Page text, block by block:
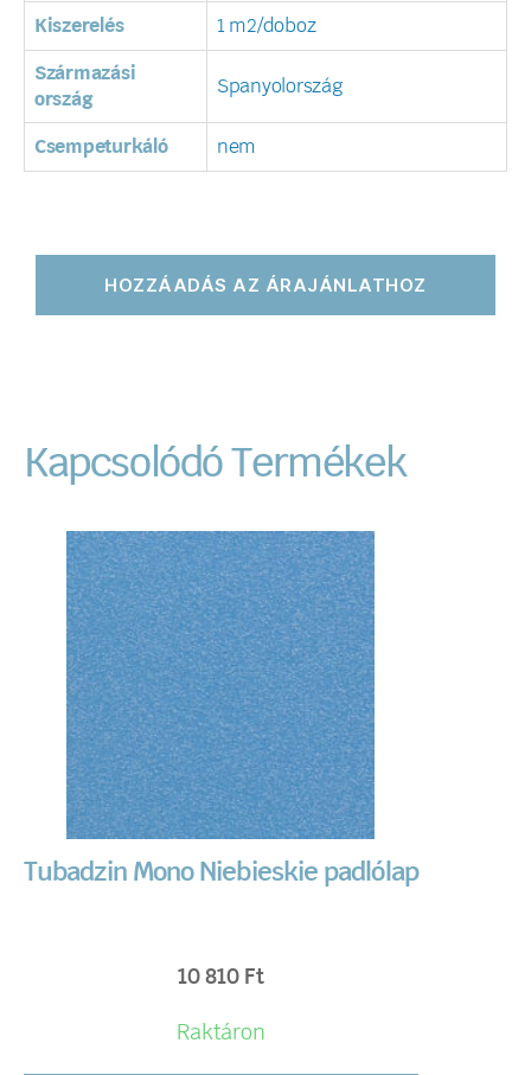
Kiszerelés 1 m2/doboz
Származási
ország
Spanyolország
Csempeturkáló nem
HOZZÁADÁS AZ ÁRAJÁNLATHOZ
Kapcsolódó Termékek
Tubadzin Mono Niebieskie padlólap
10 810 Ft
Raktáron